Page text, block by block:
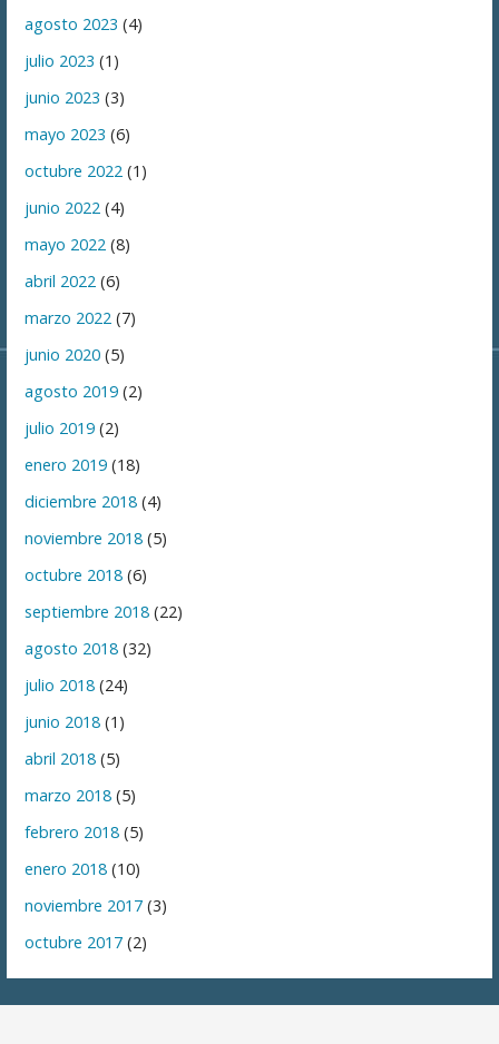
agosto 2023 (4)
julio 2023 (1)
junio 2023 (3)
mayo 2023 (6)
octubre 2022 (1)
junio 2022 (4)
mayo 2022 (8)
abril 2022 (6)
marzo 2022 (7)
junio 2020 (5)
agosto 2019 (2)
julio 2019 (2)
enero 2019 (18)
diciembre 2018 (4)
noviembre 2018 (5)
octubre 2018 (6)
septiembre 2018 (22)
agosto 2018 (32)
julio 2018 (24)
junio 2018 (1)
abril 2018 (5)
marzo 2018 (5)
febrero 2018 (5)
enero 2018 (10)
noviembre 2017 (3)
octubre 2017 (2)